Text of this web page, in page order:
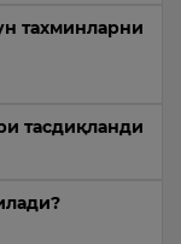
тахминларни
тасдиқланди